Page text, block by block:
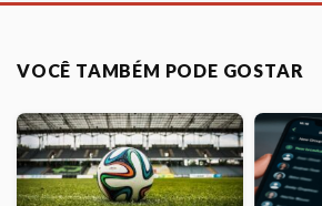
VOCÊ TAMBÉM PODE GOSTAR